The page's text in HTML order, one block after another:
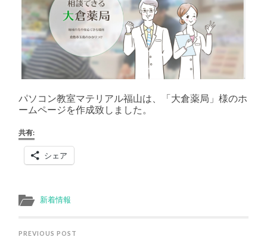
は
パソコン教室マテリアル福山は、「大倉薬局​」様のホ
ームページを作成致しました。
共有:
シェア
新着情報
PREVIOUS POST